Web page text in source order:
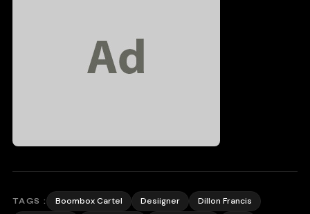
TAGS : Boombox Cartel Desiigner
Dillon Francis